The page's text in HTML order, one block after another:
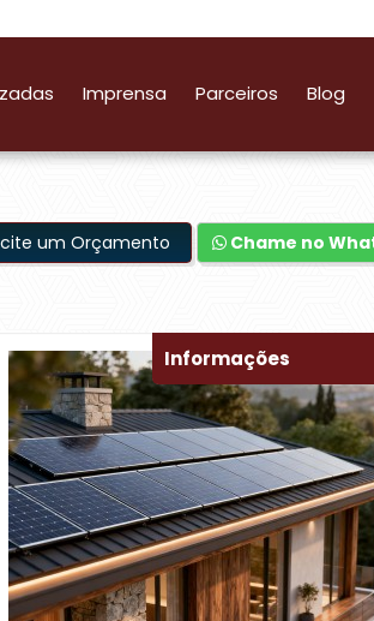
Imprensa Parceiros Blog
um Orçamento Chame no
Informações